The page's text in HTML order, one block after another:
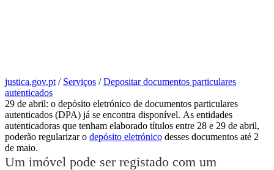
justica.gov.pt / Serviços /Depositar documentos particulares
autenticados
29 de abril: o depósito eletrónico de documentos particulares
autenticados (DPA) já se encontra disponível. As entidades
autenticadoras que tenham elaborado títulos entre 28 e 29 de abril,
poderão regularizar o depósito eletrónico desses documentos até 2
de maio.
Um imóvel pode ser registado com um